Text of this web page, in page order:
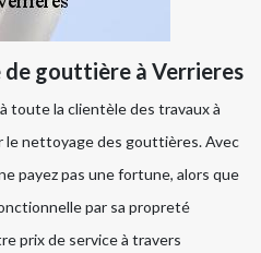
gouttière à Verrieres
toute la clientèle des travaux à
le nettoyage des gouttières. Avec
payez pas une fortune, alors que
par sa propreté
prix de service à travers